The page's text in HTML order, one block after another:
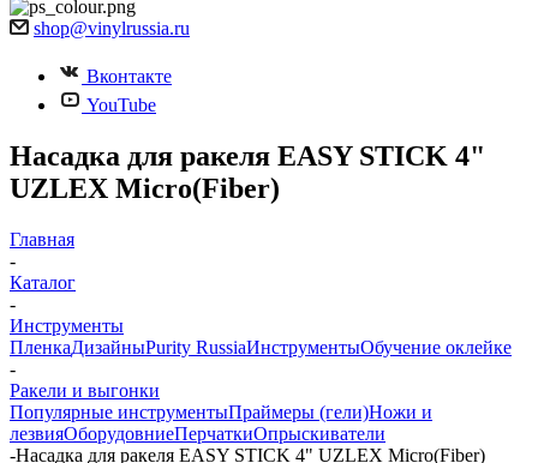
shop@vinylrussia.ru
Вконтакте
YouTube
Насадка для ракеля EASY STICK 4"
UZLEX Micro(Fiber)
Главная
-
Каталог
-
Инструменты
ПленкаДизайныPurity RussiaИнструментыОбучение оклейке
-
Ракели и выгонки
Популярные инструментыПраймеры (гели)Ножи и
лезвияОборудовниеПерчаткиОпрыскиватели
-Насадка для ракеля EASY STICK 4" UZLEX Micro(Fiber)